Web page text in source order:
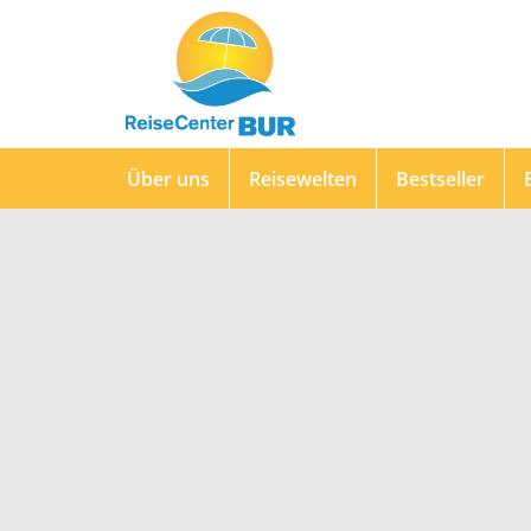
Über uns Reisewelten Bestseller